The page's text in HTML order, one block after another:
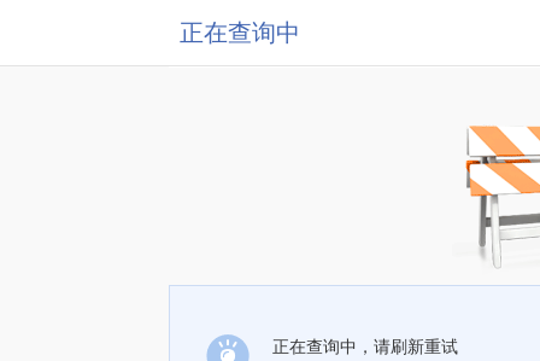
正在查询中
正在查询中，请刷新重试